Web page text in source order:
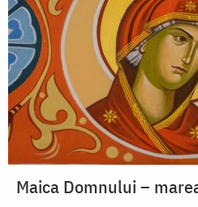
Maica Domnului –